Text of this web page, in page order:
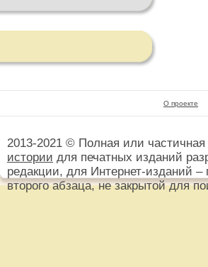
О проекте
2013-2021 © Полная или
истории для печатных изданий
редакции, для Интернет-изданий –
второго абзаца, не закрытой для